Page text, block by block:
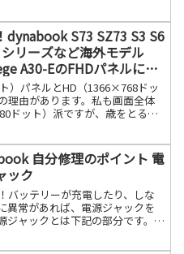
）第8世代 Sate続きを読
dynabook S73 SZ73 S3 S6
シリーズなど海外モデル
A30-EのFHDパネルにつ
）パネルとHD（1366×768ドッ
理由があります。私も画面全体
ドット）派ですが、歳をとると
自分修理のポイント 電
ック
バッテリーが充電したり、しな
異常があれば、電源ジャックを
ジャックとは下記の部分です。こ